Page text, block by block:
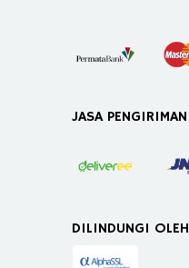
JASA PENGIRIMAN
DILINDUNGI OLEH